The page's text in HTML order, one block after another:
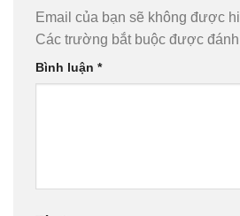
Email của bạn sẽ không được
Các trường bắt buộc được
Bình luận *